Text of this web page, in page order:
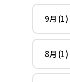
9月 (1)
8月 (1)